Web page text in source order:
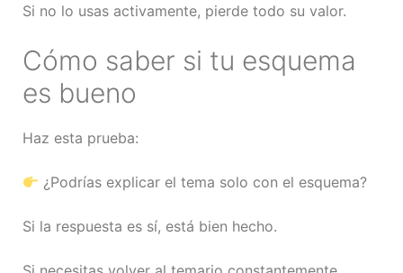
Si no lo usas activamente, pierde todo su valor.
Cómo saber si tu esquema
es bueno
Haz esta prueba:
¿Podrías explicar el tema solo con el esquema?
Si la respuesta es sí, está bien hecho.